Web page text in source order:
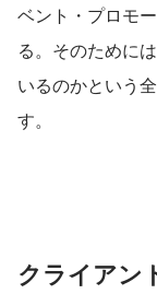
ベント・プロモ
る。そのために
いるのかという
す。
クライアン